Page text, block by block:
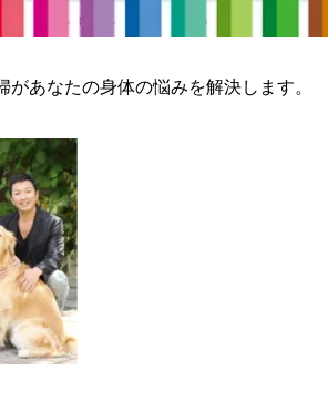
があなたの身体の悩みを解決します。